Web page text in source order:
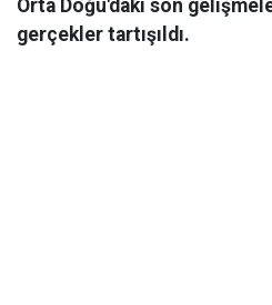
Orta Doğu'daki son
gerçekler tartışıldı.